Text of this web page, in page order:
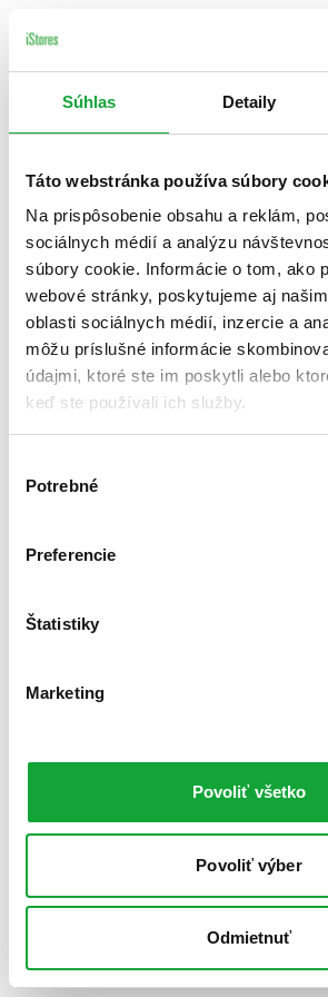
Súhlas Detaily
Táto webstránka používa súbory
Na prispôsobenie obsahu a reklám,
sociálnych médií a analýzu
súbory cookie. Informácie o tom, ako
webové stránky, poskytujeme aj
oblasti sociálnych médií, inzercie a
môžu príslušné informácie
údajmi, ktoré ste im poskytli alebo
keď ste používali ich služby.
súhlasu
Potrebné
Preferencie
Štatistiky
Marketing
Povoliť všetko
Povoliť výber
Odmietnuť